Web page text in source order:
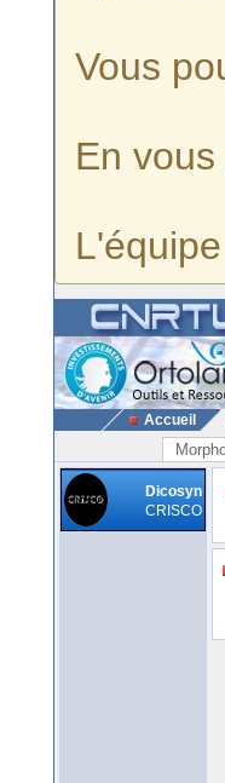
Vous
En
Accueil
Dicosyn
CRISCO